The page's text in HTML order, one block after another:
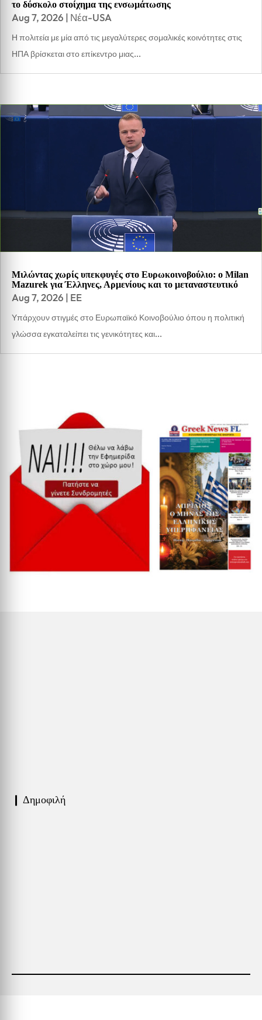
το δύσκολο στοίχημα της ενσωμάτωσης
Aug 7, 2026 | Νέα-USA
Η πολιτεία με μία από τις μεγαλύτερες σομαλικές κοινότητες στις
ΗΠΑ βρίσκεται στο επίκεντρο μιας...
Μιλώντας χωρίς υπεκφυγές στο Ευρωκοινοβούλιο: ο Milan
Mazurek για Έλληνες, Αρμενίους και το μεταναστευτικό
Aug 7, 2026 | EE
Υπάρχουν στιγμές στο Ευρωπαϊκό Κοινοβούλιο όπου η πολιτική
γλώσσα εγκαταλείπει τις γενικότητες και...
❙ Δημοφιλή